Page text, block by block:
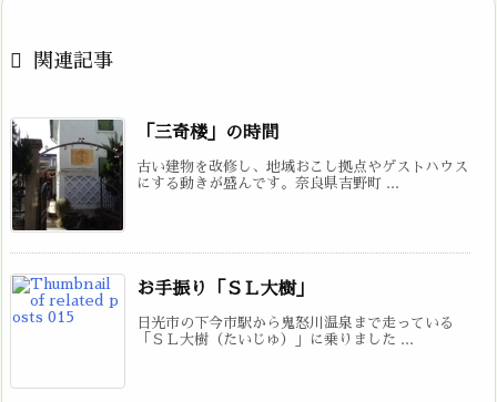
 関連記事
「三奇楼」の時間
古い建物を改修し、地域おこし拠点やゲストハウス
にする動きが盛んです。奈良県吉野町 ...
お手振り「ＳＬ大樹」
日光市の下今市駅から鬼怒川温泉まで走っている
「ＳＬ大樹（たいじゅ）」に乗りました ...